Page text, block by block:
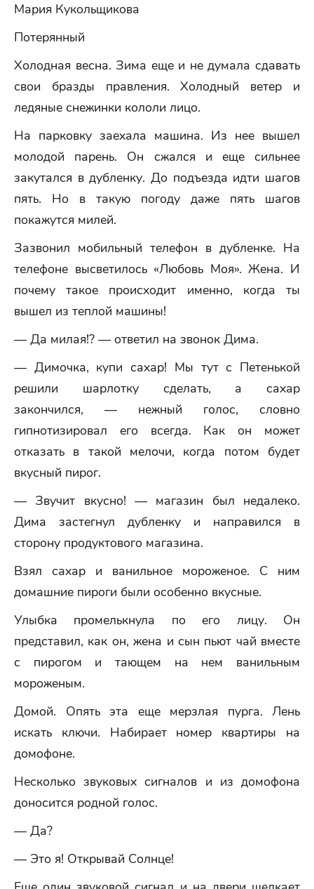
Мария Кукольщикова
Потерянный
Холодная весна. Зима еще и не думала сдавать
свои бразды правления. Холодный ветер и
ледяные снежинки кололи лицо.
На парковку заехала машина. Из нее вышел
молодой парень. Он сжался и еще сильнее
закутался в дубленку. До подъезда идти шагов
пять. Но в такую погоду даже пять шагов
покажутся милей.
Зазвонил мобильный телефон в дубленке. На
телефоне высветилось «Любовь Моя». Жена. И
почему такое происходит именно, когда ты
вышел из теплой машины!
— Да милая!? — ответил на звонок Дима.
— Димочка, купи сахар! Мы тут с Петенькой
решили шарлотку сделать, а сахар
закончился, — нежный голос, словно
гипнотизировал его всегда. Как он может
отказать в такой мелочи, когда потом будет
вкусный пирог.
— Звучит вкусно! — магазин был недалеко.
Дима застегнул дубленку и направился в
сторону продуктового магазина.
Взял сахар и ванильное мороженое. С ним
домашние пироги были особенно вкусные.
Улыбка промелькнула по его лицу. Он
представил, как он, жена и сын пьют чай вместе
с пирогом и тающем на нем ванильным
мороженым.
Домой. Опять эта еще мерзлая пурга. Лень
искать ключи. Набирает номер квартиры на
домофоне.
Несколько звуковых сигналов и из домофона
доносится родной голос.
— Да?
— Это я! Открывай Солнце!